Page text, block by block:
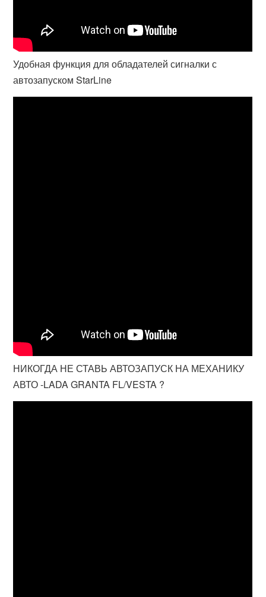
Удобная функция для обладателей сигналки с
автозапуском StarLine
НИКОГДА НЕ СТАВЬ АВТОЗАПУСК НА МЕХАНИКУ
АВТО -LADA GRANTA FL/VESTA ?